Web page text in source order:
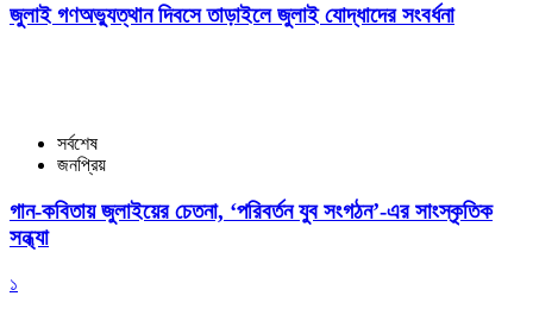
জুলাই গণঅভ্যুত্থান দিবসে তাড়াইলে জুলাই যোদ্ধাদের সংবর্ধনা
সর্বশেষ
জনপ্রিয়
গান-কবিতায় জুলাইয়ের চেতনা, ‘পরিবর্তন যুব সংগঠন’-এর সাংস্কৃতিক
সন্ধ্যা
১